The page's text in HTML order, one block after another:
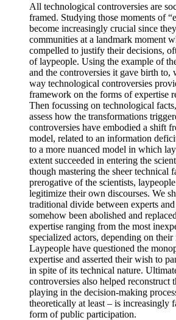
All technological controversies are
framed. Studying those moments of
become increasingly crucial since
communities at a landmark moment
compelled to justify their decisions,
of laypeople. Using the example of
and the controversies it gave birth to,
way technological controversies
framework on the forms of expertise
Then focussing on technological
assess how the transformations
controversies have embodied a shift
model, related to an information
to a more nuanced model in which
extent succeeded in entering the
though mastering the sheer technical
prerogative of the scientists,
legitimize their own discourses. We
traditional divide between experts
somehow been abolished and
expertise ranging from the most
specialized actors, depending on
Laypeople have questioned the
expertise and asserted their wish to
in spite of its technical nature.
controversies also helped reconstruct
playing in the decision-making
theoretically at least – is increasingly
form of public participation.